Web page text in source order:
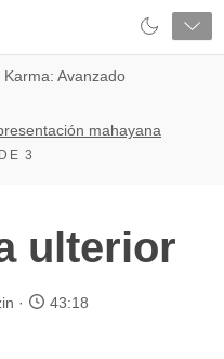
Karma: Avanzado
mahayana
3
ulterior
43:18